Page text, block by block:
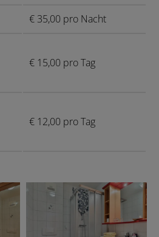
€ 35,00 pro Nacht
€ 15,00 pro Tag
€ 12,00 pro Tag